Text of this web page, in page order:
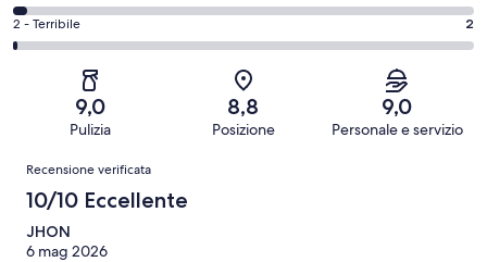
su
186
recensioni
Buono.
68
su
recensioni
-
Soddisfacente.
recensioni
di
4
recensioni
Valutazione
di
Terribile.
su
recensioni
2 - Terribile 2
9,0
Pulizia
8,8
Posizione
9,0
Personale e servizio
Recensioni
Recensione verificata
10/10 Eccellente
JHON
6 mag 2026